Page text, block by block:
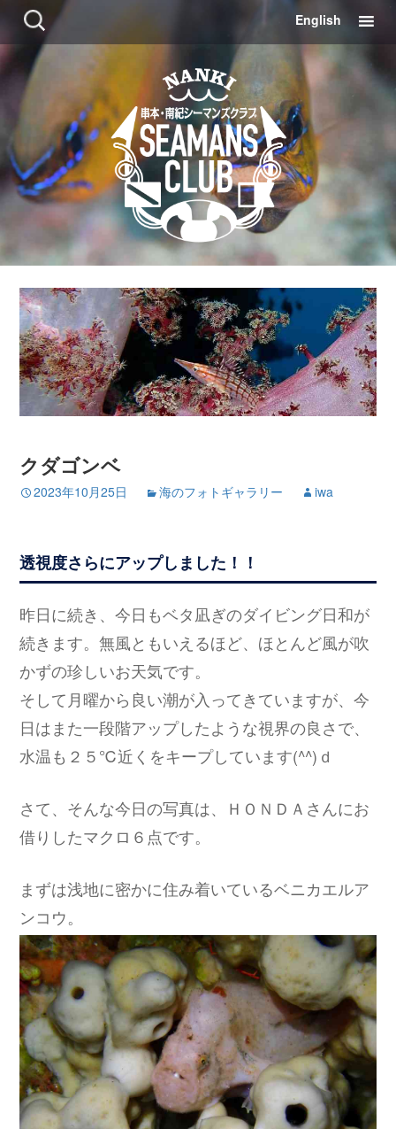
検
索:
コ
ン
ツ
に
English
クダゴンベ
2023年10月25日 海のフォトギャラリー iwa
透視度さらにアップしました！！
昨日に続き、今日もベタ凪ぎのダイビング日和が
続きます。無風ともいえるほど、ほとんど風が吹
かずの珍しいお天気です。
そして月曜から良い潮が入ってきていますが、今
日はまた一段階アップしたような視界の良さで、
水温も２５℃近くをキープしています(^^)ｄ
さて、そんな今日の写真は、ＨＯＮＤＡさんにお
借りしたマクロ６点です。
まずは浅地に密かに住み着いているベニカエルア
ンコウ。